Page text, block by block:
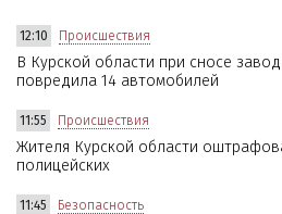
12:10 Происшествия
В Курской области при сносе
повредила 14 автомобилей
11:55 Происшествия
Жителя Курской области
полицейских
11:45 Безопасность